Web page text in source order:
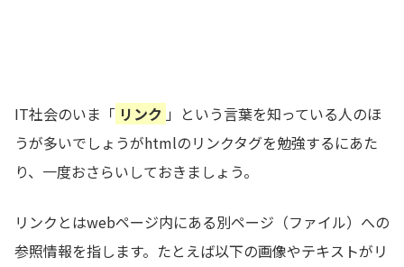
IT社会のいま「 リンク 」という言葉を知っている人のほ
うが多いでしょうがhtmlのリンクタグを勉強するにあた
り、一度おさらいしておきましょう。
リンクとはwebページ内にある別ページ（ファイル）への
参照情報を指します。たとえば以下の画像やテキストがリ